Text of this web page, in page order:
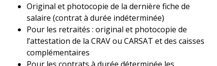
Original et photocopie de la dernière fiche de
salaire (contrat à durée indéterminée)
Pour les retraités : original et photocopie de
l’attestation de la CRAV ou CARSAT et des caisses
complémentaires